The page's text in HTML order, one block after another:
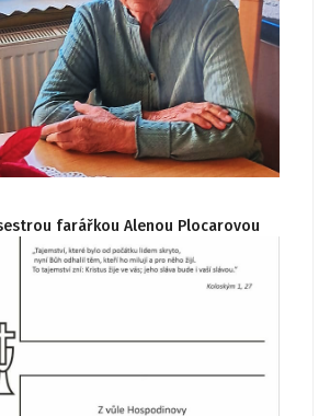
farářkou Alenou Plocarovou